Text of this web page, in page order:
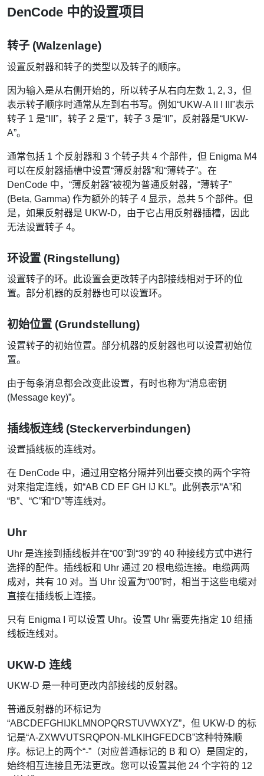
DenCode 中的设置项目
转子 (Walzenlage)
设置反射器和转子的类型以及转子的顺序。
因为输入是从右侧开始的，所以转子从右向左数 1, 2, 3，但
表示转子顺序时通常从左到右书写。例如“UKW-A II I III”表示
转子 1 是“III”，转子 2 是“I”，转子 3 是“II”，反射器是“UKW-
A”。
通常包括 1 个反射器和 3 个转子共 4 个部件，但 Enigma M4
可以在反射器插槽中设置“薄反射器”和“薄转子”。在
DenCode 中，“薄反射器”被视为普通反射器，“薄转子”
(Beta, Gamma) 作为额外的转子 4 显示，总共 5 个部件。但
是，如果反射器是 UKW-D，由于它占用反射器插槽，因此
无法设置转子 4。
环设置 (Ringstellung)
设置转子的环。此设置会更改转子内部接线相对于环的位
置。部分机器的反射器也可以设置环。
初始位置 (Grundstellung)
设置转子的初始位置。部分机器的反射器也可以设置初始位
置。
由于每条消息都会改变此设置，有时也称为“消息密钥
(Message key)”。
插线板连线 (Steckerverbindungen)
设置插线板的连线对。
在 DenCode 中，通过用空格分隔并列出要交换的两个字符
对来指定连线，如“AB CD EF GH IJ KL”。此例表示“A”和
“B”、“C”和“D”等连线对。
Uhr
Uhr 是连接到插线板并在“00”到“39”的 40 种接线方式中进行
选择的配件。插线板和 Uhr 通过 20 根电缆连接。电缆两两
成对，共有 10 对。当 Uhr 设置为“00”时，相当于这些电缆对
直接在插线板上连接。
只有 Enigma I 可以设置 Uhr。设置 Uhr 需要先指定 10 组插
线板连线对。
UKW-D 连线
UKW-D 是一种可更改内部接线的反射器。
普通反射器的环标记为
“ABCDEFGHIJKLMNOPQRSTUVWXYZ”，但 UKW-D 的标
记是“A-ZXWVUTSRQPON-MLKIHGFEDCB”这种特殊顺
序。标记上的两个“-”（对应普通标记的 B 和 O）是固定的，
始终相互连接且无法更改。您可以设置其他 24 个字符的 12